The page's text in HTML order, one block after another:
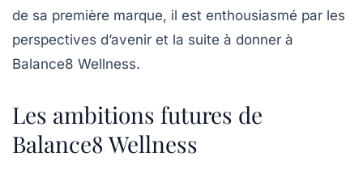
de sa première marque, il est enthousiasmé par les
perspectives d’avenir et la suite à donner à
Balance8 Wellness.
Les ambitions futures de
Balance8 Wellness